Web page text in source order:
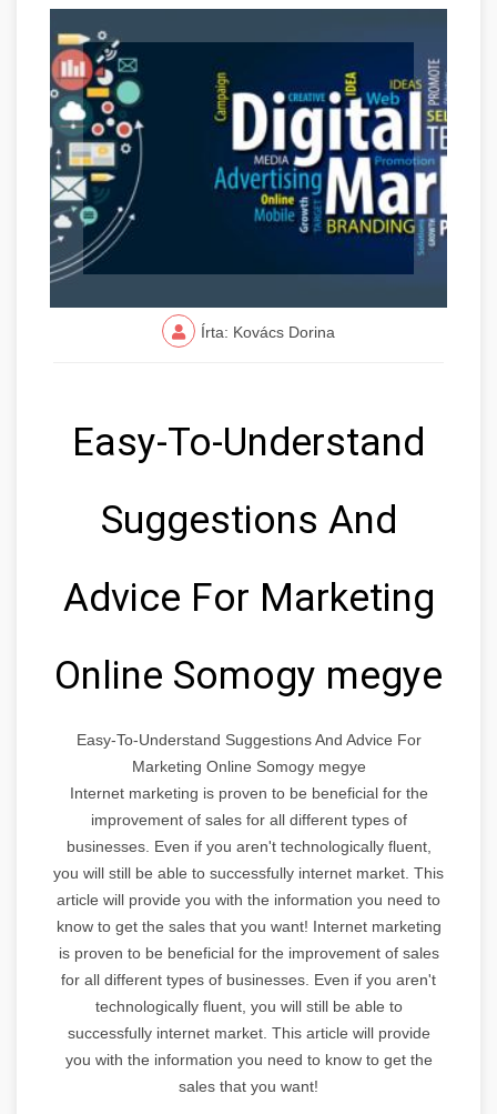
Írta: Kovács Dorina
Easy-To-Understand
Suggestions And
Advice For Marketing
Online Somogy megye
Easy-To-Understand Suggestions And Advice For
Marketing Online Somogy megye
Internet marketing is proven to be beneficial for the
improvement of sales for all different types of
businesses. Even if you aren't technologically fluent,
you will still be able to successfully internet market. This
article will provide you with the information you need to
know to get the sales that you want! Internet marketing
is proven to be beneficial for the improvement of sales
for all different types of businesses. Even if you aren't
technologically fluent, you will still be able to
successfully internet market. This article will provide
you with the information you need to know to get the
sales that you want!